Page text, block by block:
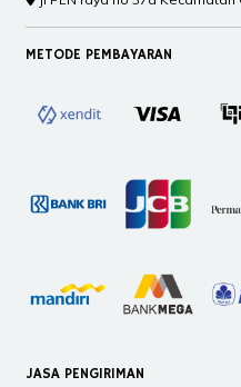
METODE PEMBAYARAN
JASA PENGIRIMAN